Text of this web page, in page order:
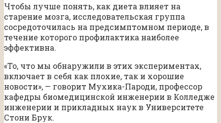
Чтобы лучше понять, как диета влияет на
старение мозга, исследовательская группа
сосредоточилась на предсимптомном периоде, в
течение которого профилактика наиболее
эффективна.
«То, что мы обнаружили в этих экспериментах,
включает в себя как плохие, так и хорошие
новости», — говорит Мухика-Пароди, профессор
кафедры биомедицинской инженерии в Колледже
инженерии и прикладных наук в Университете
Стони Брук.